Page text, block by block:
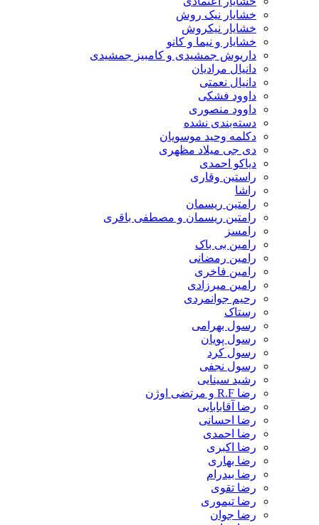
خشایار نیک روش
خشایار نیکروش
خشایار و نیما و کانو
داریوش جمشیدی و کامبیز جمشیدی
دانیال مرادیان
دانیال نعمتی
داوود فشکی
داوود منصوری
دسته‌بندی نشده
دکلمه وحید موسویان
دی جی میلاد مظهری
دیاکو احمدی
راستین وقاری
راشا
رامتین ریسمان
رامتین ریسمان و مصطفی باقری
رامسز
رامین بی باک
رامین رمضانی
رامین فاخری
رامین میرزادی
رحیم جوانمردی
رستاک
رسول بهرامی
رسول پویان
رسول کرد
رسول نجفی
رشید سینایی
رضا R.F و مرتضی اوژن
رضا آقابابایی
رضا احسانی
رضا احمدی
رضا اکبری
رضا بهاری
رضا بیدرام
رضا تقوی
رضا تیموری
رضا جوان